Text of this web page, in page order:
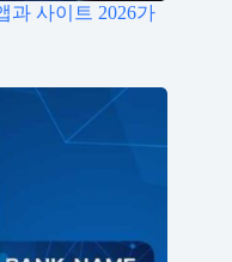
과 사이트 2026가